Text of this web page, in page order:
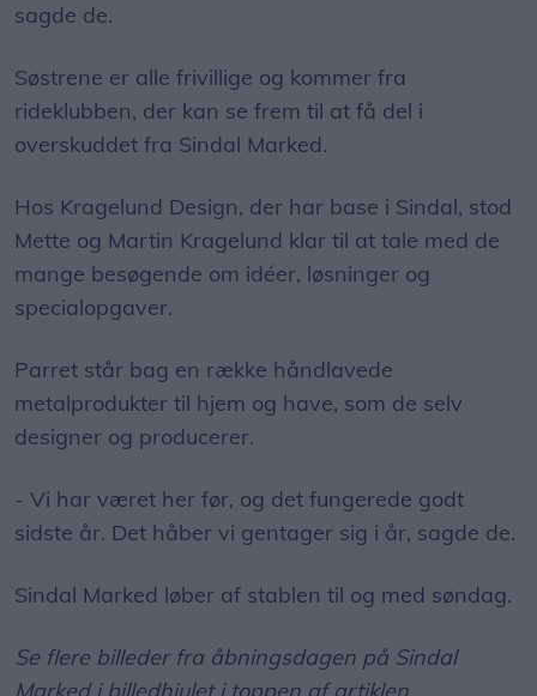
sagde de.
Søstrene er alle frivillige og kommer fra
rideklubben, der kan se frem til at få del i
overskuddet fra Sindal Marked.
Hos Kragelund Design, der har base i Sindal, stod
Mette og Martin Kragelund klar til at tale med de
mange besøgende om idéer, løsninger og
specialopgaver.
Parret står bag en række håndlavede
metalprodukter til hjem og have, som de selv
designer og producerer.
- Vi har været her før, og det fungerede godt
sidste år. Det håber vi gentager sig i år, sagde de.
Sindal Marked løber af stablen til og med søndag.
Se flere billeder fra åbningsdagen på Sindal